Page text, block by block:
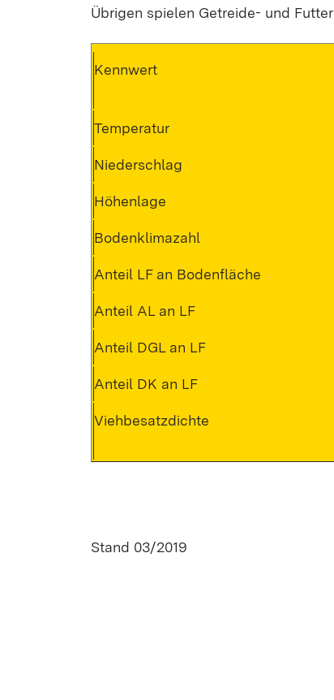
Übrigen spielen Getreide- und
Kennwert
Temperatur
Niederschlag
Höhenlage
Bodenklimazahl
Anteil LF an Bodenfläche
Anteil AL an LF
Anteil DGL an LF
Anteil DK an LF
Viehbesatzdichte
Stand 03/2019